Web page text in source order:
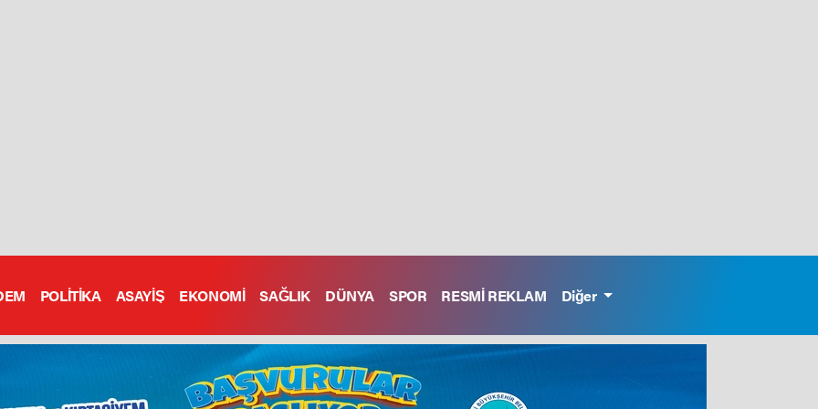
POLİTİKA ASAYİŞ EKONOMİ SAĞLIK DÜNYA SPOR RESMİ REKLAM Diğer